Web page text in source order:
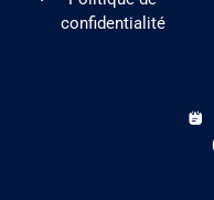
confidentialité